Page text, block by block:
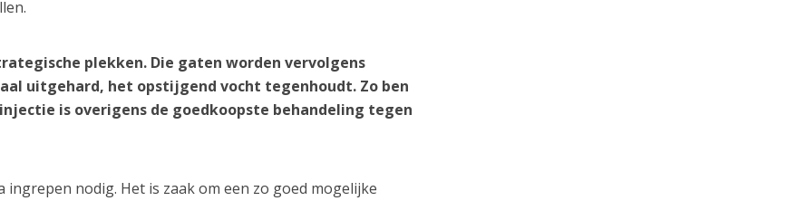
plekken. Die gaten worden vervolgens
uitgehard, het opstijgend vocht tegenhoudt. Zo ben
is overigens de goedkoopste behandeling tegen
nodig. Het is zaak om een zo goed mogelijke